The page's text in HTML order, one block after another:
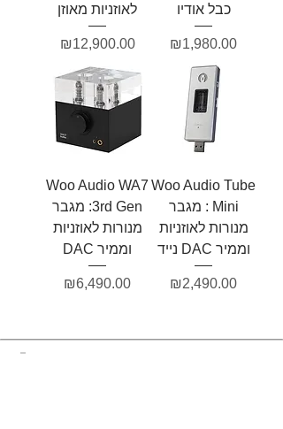
כבל אודיו
מחיר
₪1,980.00
לאוזניות מאוזן
מחיר
₪12,900.00
Woo Audio Tube
Mini : מגבר
מנורות לאוזניות
וממיר DAC נייד
מחיר
₪2,490.00
Woo Audio WA7
3rd Gen: מגבר
מנורות לאוזניות
וממיר DAC
מחיר
₪6,490.00